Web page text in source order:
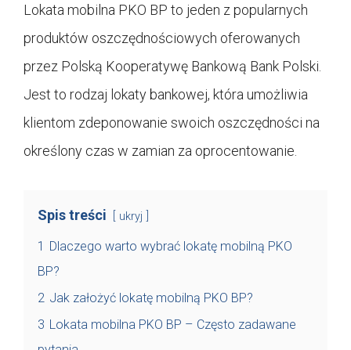
Lokata mobilna PKO BP to jeden z popularnych
produktów oszczędnościowych oferowanych
przez Polską Kooperatywę Bankową Bank Polski.
Jest to rodzaj lokaty bankowej, która umożliwia
klientom zdeponowanie swoich oszczędności na
określony czas w zamian za oprocentowanie.
Spis treści ukryj
1 Dlaczego warto wybrać lokatę mobilną PKO
BP?
2 Jak założyć lokatę mobilną PKO BP?
3 Lokata mobilna PKO BP – Często zadawane